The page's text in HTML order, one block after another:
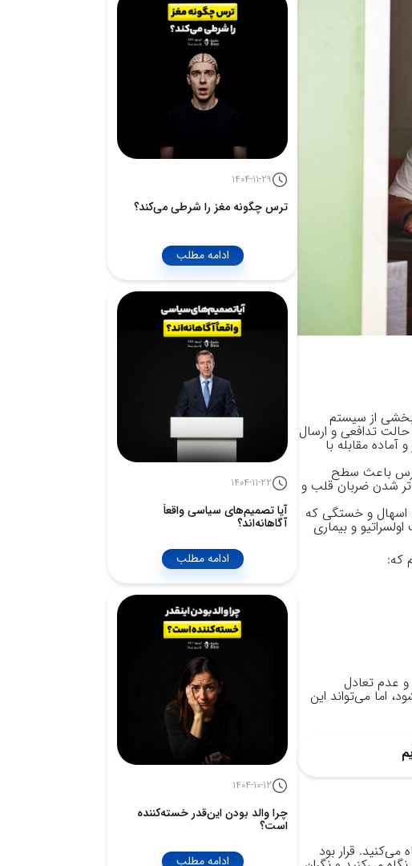
بخشی از سیستم
تدافعی و ارسال
مقابله با
باعث سطح
شدن ضربان قلب و
اسهال و خستگی که
و بیماری
که:
عدم تعادل
اما می‌تواند این
قرار بود
1404-11-29
ترس چگونه مغز را شرطی می‌کند؟
ادامه مطلب
1404-11-22
آیا تصمیم‌های سیاسی واقعاً
آگاهانه‌اند؟
ادامه مطلب
1404-10-12
چرا والد بودن این‌قدر خسته‌کننده
است؟
ادامه مطلب